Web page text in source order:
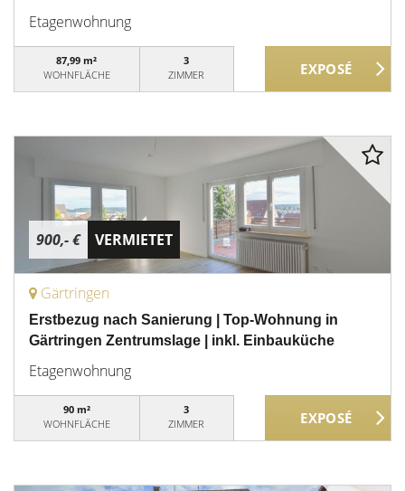
Etagenwohnung
87,99 m²
WOHNFLÄCHE
3
ZIMMER
900,- € VERMIETET
Gärtringen
Erstbezug nach Sanierung | Top-Wohnung in
Gärtringen Zentrumslage | inkl. Einbauküche
Etagenwohnung
90 m²
WOHNFLÄCHE
3
ZIMMER